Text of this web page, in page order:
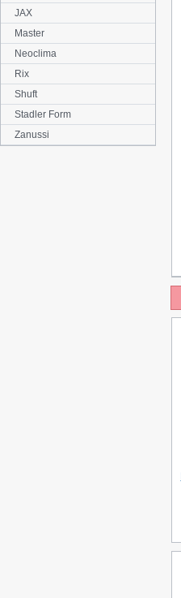
JAX
Master
Neoclima
Rix
Shuft
Stadler Form
Zanussi